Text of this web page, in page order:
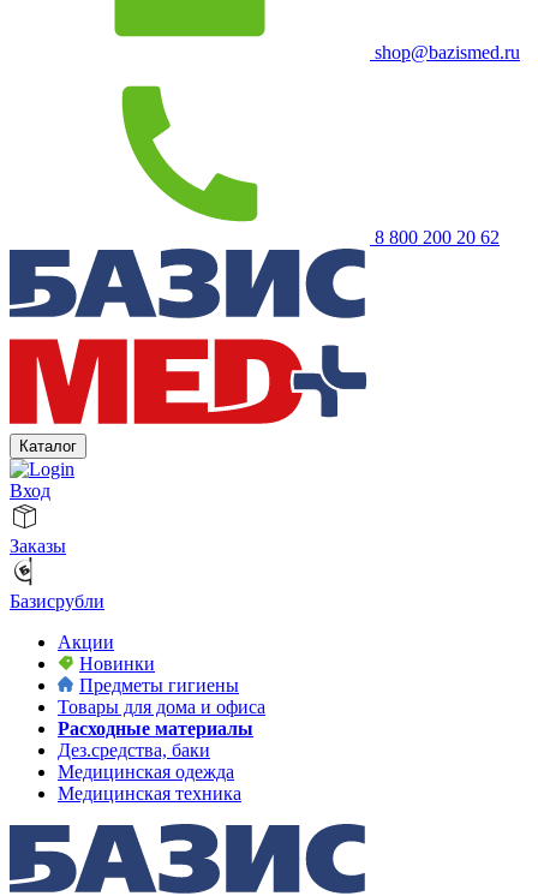
shop@bazismed.ru
8 800 200 20 62
Каталог
Вход
Заказы
Базисрубли
Акции
Новинки
Предметы гигиены
Товары для дома и офиса
Расходные материалы
Дез.средства, баки
Медицинская одежда
Медицинская техника